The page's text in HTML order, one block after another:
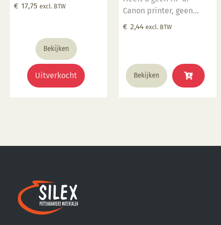
€ 17,75 excl. BTW
Bekijken
Uitverkocht
Canon printer, geen
probleem u kunt bij ons
adres en bestel dit
product samen met SP
€ 2,44 excl. BTW
Bekijken